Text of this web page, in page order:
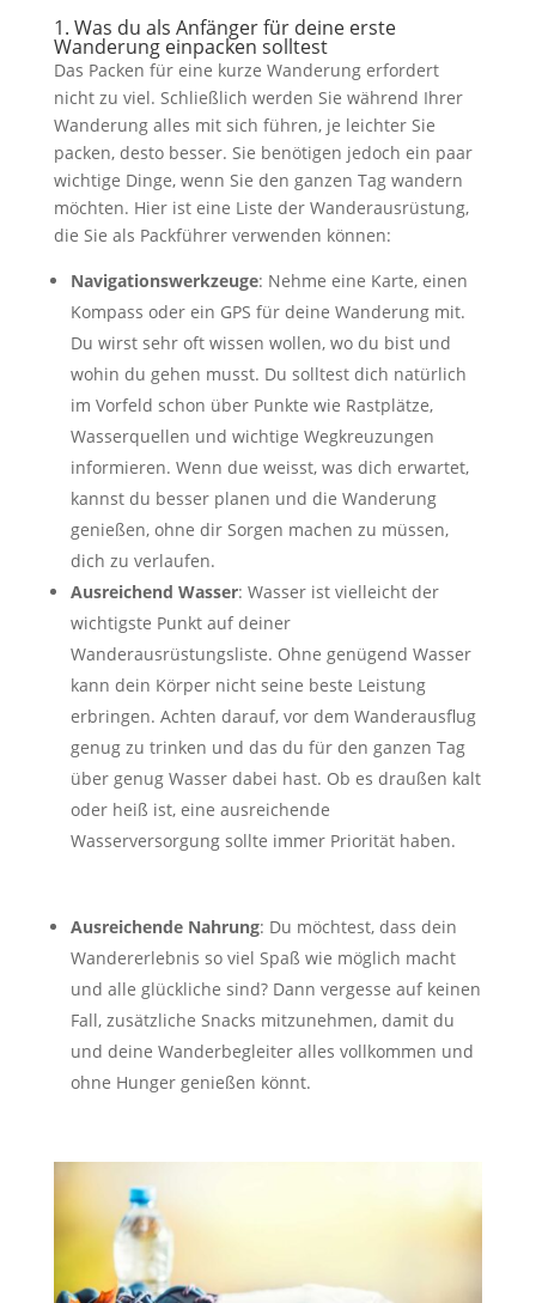
1. Was du als Anfänger für deine erste
Wanderung einpacken solltest
Das Packen für eine kurze Wanderung erfordert
nicht zu viel. Schließlich werden Sie während Ihrer
Wanderung alles mit sich führen, je leichter Sie
packen, desto besser. Sie benötigen jedoch ein paar
wichtige Dinge, wenn Sie den ganzen Tag wandern
möchten. Hier ist eine Liste der Wanderausrüstung,
die Sie als Packführer verwenden können:
Navigationswerkzeuge: Nehme eine Karte, einen
Kompass oder ein GPS für deine Wanderung mit.
Du wirst sehr oft wissen wollen, wo du bist und
wohin du gehen musst. Du solltest dich natürlich
im Vorfeld schon über Punkte wie Rastplätze,
Wasserquellen und wichtige Wegkreuzungen
informieren. Wenn due weisst, was dich erwartet,
kannst du besser planen und die Wanderung
genießen, ohne dir Sorgen machen zu müssen,
dich zu verlaufen.
Ausreichend Wasser: Wasser ist vielleicht der
wichtigste Punkt auf deiner
Wanderausrüstungsliste. Ohne genügend Wasser
kann dein Körper nicht seine beste Leistung
erbringen. Achten darauf, vor dem Wanderausflug
genug zu trinken und das du für den ganzen Tag
über genug Wasser dabei hast. Ob es draußen kalt
oder heiß ist, eine ausreichende
Wasserversorgung sollte immer Priorität haben.
Ausreichende Nahrung: Du möchtest, dass dein
Wandererlebnis so viel Spaß wie möglich macht
und alle glückliche sind? Dann vergesse auf keinen
Fall, zusätzliche Snacks mitzunehmen, damit du
und deine Wanderbegleiter alles vollkommen und
ohne Hunger genießen könnt.